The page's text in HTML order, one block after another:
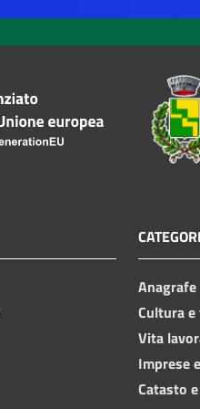
Cultura
Vita
Imprese
Catasto